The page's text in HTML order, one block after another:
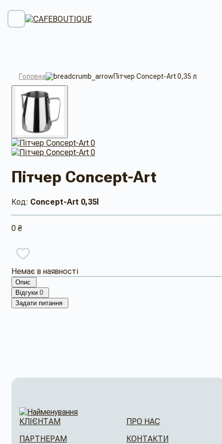
Головна Пітчер Concept-Art 0,35 л
Пітчер Concept-Art
Код: Concept-Art 0,35l
0 ₴
Немає в наявності
Опис
Відгуки 0
Задати питання
КЛІЄНТАМ
ПАРТНЕРАМ
ПРО НАС
КОНТАКТИ